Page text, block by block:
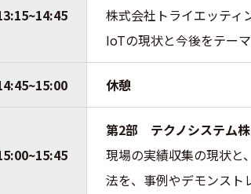
株式会社トライエッティ
IoTの現状と今後をテー
休憩
第2部 テクノシステム
現場の実績収集の現状と
法を、事例やデモンスト